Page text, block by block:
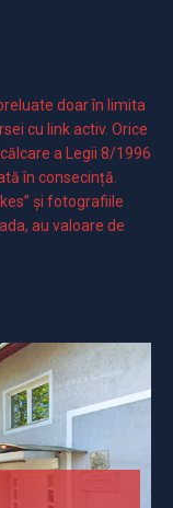
doar în limita
cu link activ. Orice
a Legii 8/1996
în consecință.
și fotografiile
au valoare de